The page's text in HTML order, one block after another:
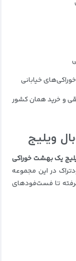
خیابانی
و خرید همان کشور
ویلیج
یک بهشت خوراکی
و فودتراک در این مجموعه
تا فست‌فودهای